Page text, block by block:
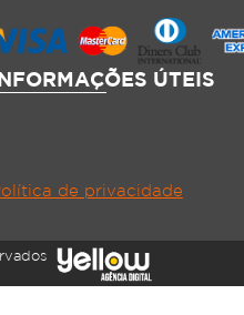
ÚTEIS
de privacidade